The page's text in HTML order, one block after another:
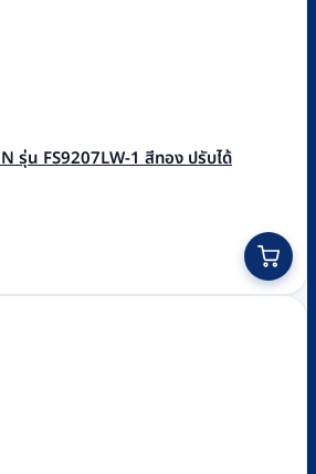
รุ่น FS9207LW-1 สีทอง ปรับได้